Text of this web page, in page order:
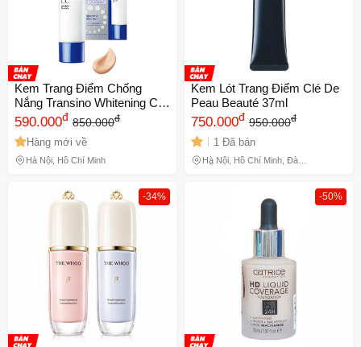
Kem Trang Điểm Chống
Nắng Transino Whitening CC
Cream SPF50+ PA++++
tone tự nhiên 749438
590.000đ 850.000đ
Hàng mới về
Hà Nội, Hồ Chí Minh
Kem Lót Trang Điểm Clé De
Peau Beauté 37ml
750.000đ 950.000đ
1 Đã bán
Hà Nội, Hồ Chí Minh, Đà
-34% -50%